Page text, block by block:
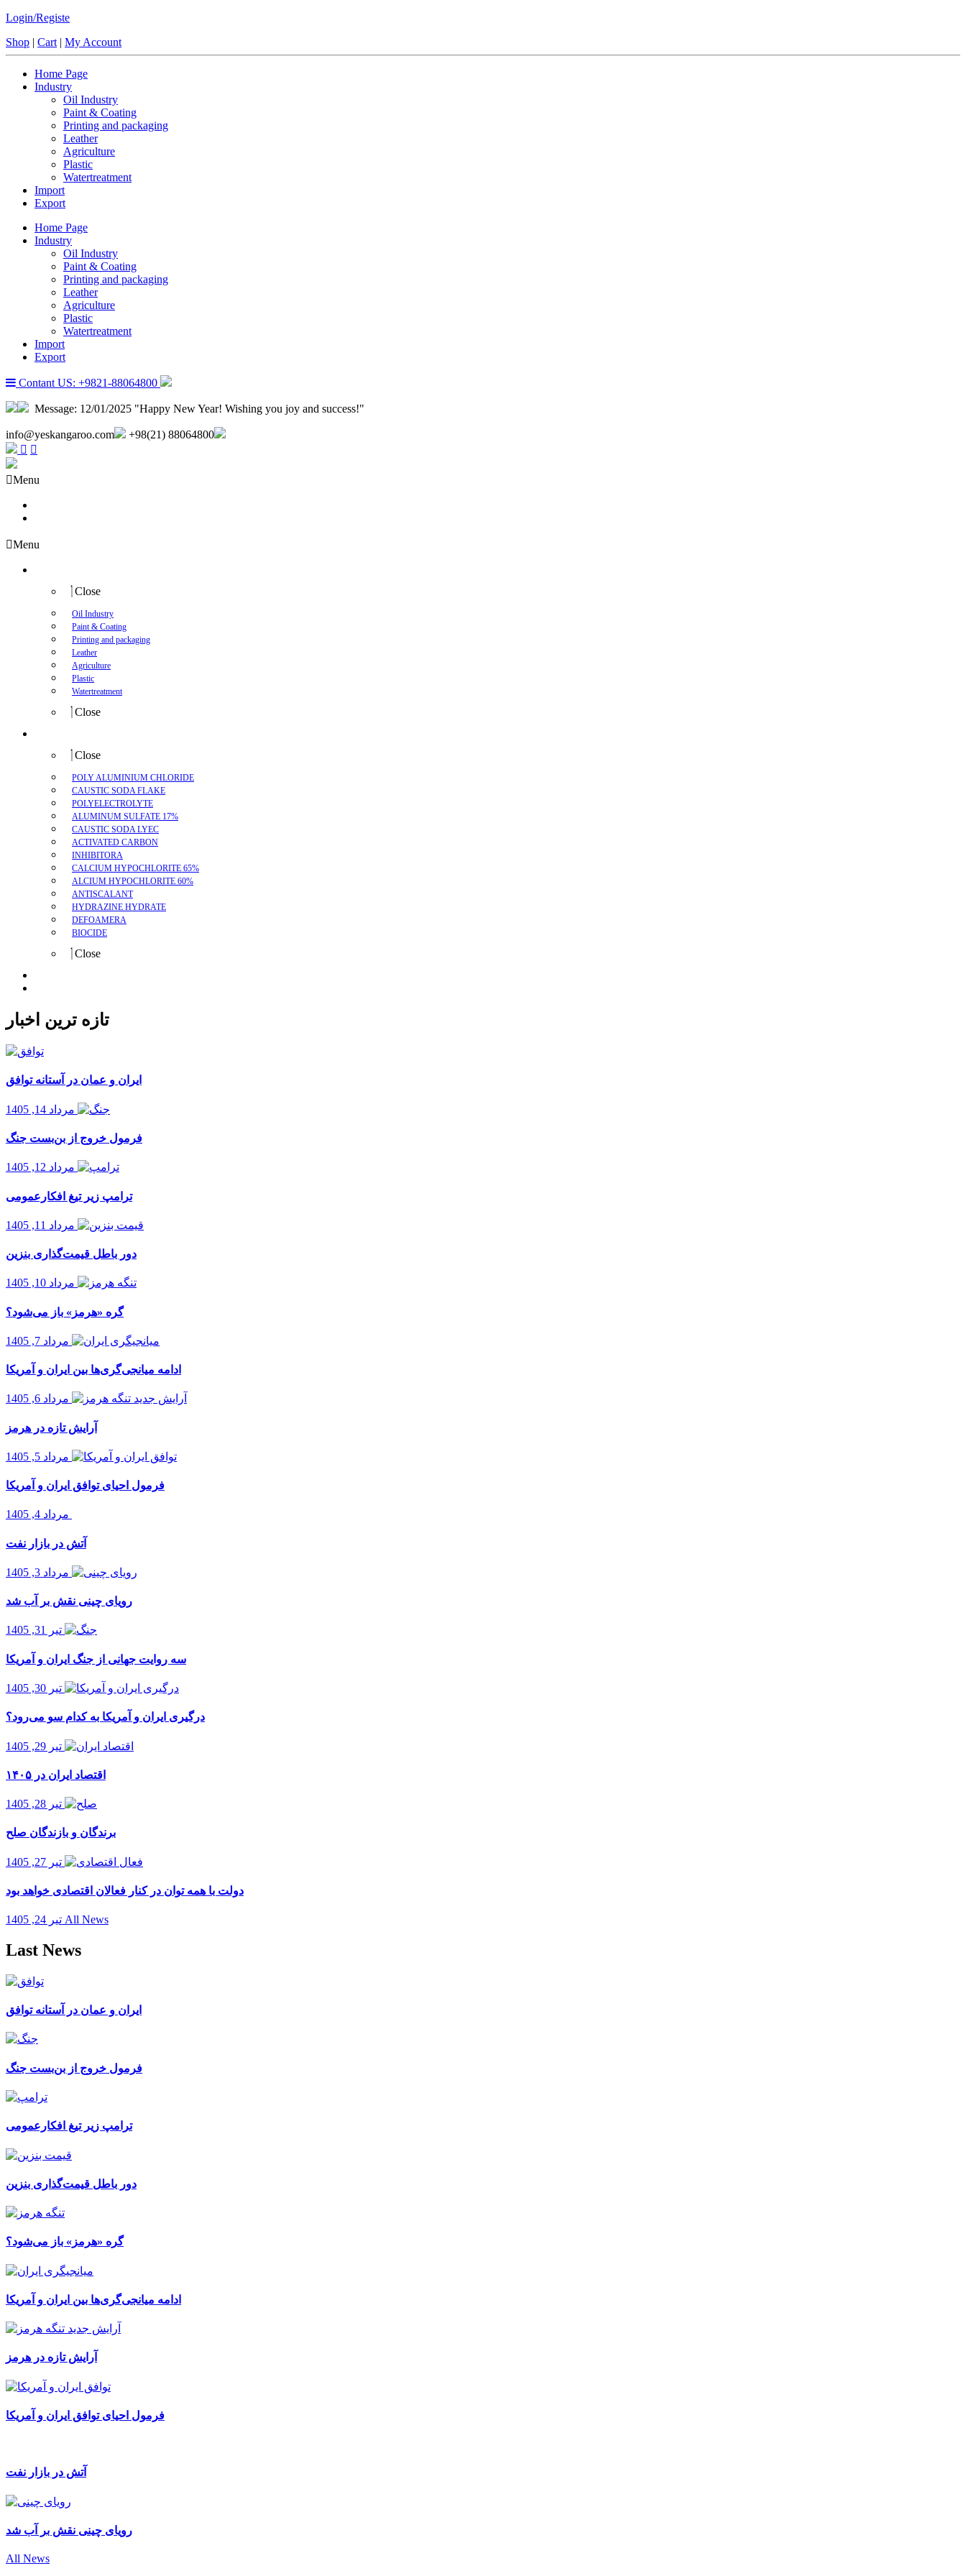
Login/Registe
Shop | Cart | My Account
Home Page
Industry
Oil Industry
Paint & Coating
Printing and packaging
Leather
Agriculture
Plastic
Watertreatment
Import
Export
Home Page
Industry
Oil Industry
Paint & Coating
Printing and packaging
Leather
Agriculture
Plastic
Watertreatment
Import
Export
Contant US: +9821-88064800
Message: 12/01/2025 "Happy New Year! Wishing you joy and success!"
info@yeskangaroo.com +98(21) 88064800
Menu
Menu
Close
Oil Industry
Paint & Coating
Printing and packaging
Leather
Agriculture
Plastic
Watertreatment
Close
Close
POLY ALUMINIUM CHLORIDE
CAUSTIC SODA FLAKE
POLYELECTROLYTE
ALUMINUM SULFATE 17%
CAUSTIC SODA LYEC
ACTIVATED CARBON
INHIBITORA
CALCIUM HYPOCHLORITE 65%
ALCIUM HYPOCHLORITE 60%
ANTISCALANT
HYDRAZINE HYDRATE
DEFOAMERA
BIOCIDE
Close
تازه ترین اخبار
ایران و عمان در آستانه توافق
مرداد 14, 1405
فرمول خروج از بن‌بست جنگ
مرداد 12, 1405
ترامپ زیر تیغ افکارعمومی
مرداد 11, 1405
دور باطل قیمت‌گذاری بنزین
مرداد 10, 1405
گره «هرمز» باز می‌شود؟
مرداد 7, 1405
ادامه میانجی‌گری‌ها بین ایران و آمریکا
مرداد 6, 1405
آرایش تازه در هرمز
مرداد 5, 1405
فرمول احیای توافق ایران و آمریکا
مرداد 4, 1405
آتش در بازار نفت
مرداد 3, 1405
رویای چینی نقش بر آب شد
تیر 31, 1405
سه روایت جهانی از جنگ ایران و آمریکا
تیر 30, 1405
درگیری ایران و آمریکا به کدام سو می‌رود؟
تیر 29, 1405
اقتصاد ایران در ۱۴۰۵
تیر 28, 1405
برندگان و بازندگان صلح
تیر 27, 1405
دولت با همه توان در کنار فعالان اقتصادی خواهد بود
تیر 24, 1405 All News
Last News
ایران و عمان در آستانه توافق
فرمول خروج از بن‌بست جنگ
ترامپ زیر تیغ افکارعمومی
دور باطل قیمت‌گذاری بنزین
گره «هرمز» باز می‌شود؟
ادامه میانجی‌گری‌ها بین ایران و آمریکا
آرایش تازه در هرمز
فرمول احیای توافق ایران و آمریکا
آتش در بازار نفت
رویای چینی نقش بر آب شد
All News